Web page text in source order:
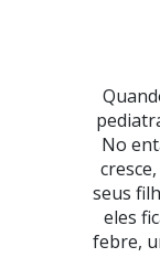
No
seus
eles
febre,